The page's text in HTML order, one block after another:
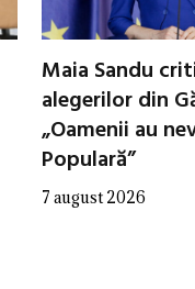
Maia Sandu
alegerilor din
„Oamenii au
Populară”
7 august 2026